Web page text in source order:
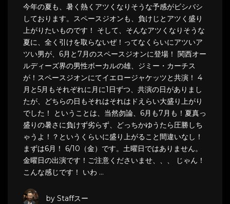
今年の夏も、暑く熱くアツくなりそうな予感がビシバシ
しております。スペースジオンも、負けじとアツく盛り
上がりたいものです！ そして、そんなアツくなりそうな
夏に、全く引けを取らないぜ！ってなくらいにアツいア
ツい男が、6月と7月のスペースジオンに登場！ 関西オー
ルディーズ界の男性ボーカルの雄、ジミー・カーチス
が！スペースジオンにてイエロージャケッツと共演！ 4
月と5月もそれぞれに月に1日ずつ、共演の日がありまし
たが、どちらの日もそれはそれはドえらい大盛り上がり
でした！ ということは、当然勿論、6月も7月も！夏真っ
盛りの暑さに負けず劣らず、どっちかゆうたら圧勝しち
ゃうよ！？というくらいに盛り上がること間違いなし！
まずは6月！ 6/10（金）です。土曜日ではありません。
金曜日の出演です！ご注意くださいませ、、、 じゃん！
こんな感じです！ いわ …
by Staffスー